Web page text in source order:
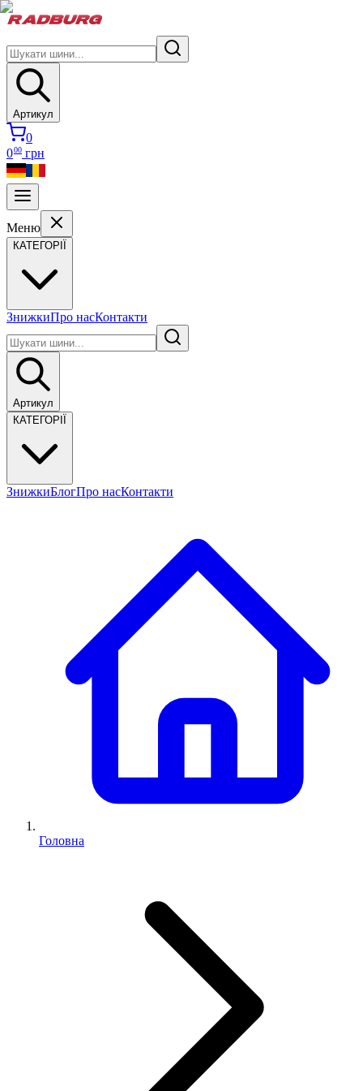
Артикул
0
000 грн
Меню
КАТЕГОРІЇ
ЗнижкиПро насКонтакти
Артикул
КАТЕГОРІЇ
ЗнижкиБлогПро насКонтакти
Головна